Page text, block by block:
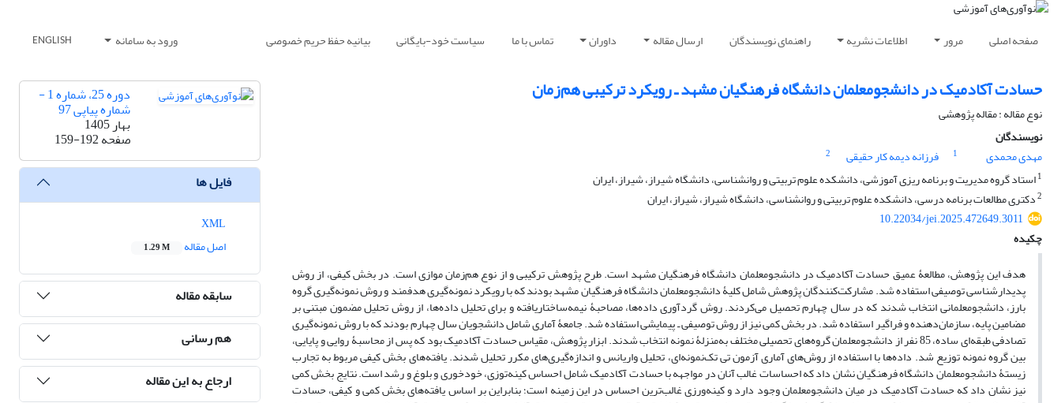
صفحه اصلی مرور اطلاعات نشریه راهنمای نویسندگان ارسال مقاله داوران تماس با ما سیاست خود-بایگانی بیانیه حفظ حریم خصوصی ورود به سامانه ENGLISH
حسادت آکادمیک در دانشجومعلمان دانشگاه فرهنگیان مشهد ـ رویکرد ترکیبی هم‌زمان
نوع مقاله : مقاله پژوهشی
نویسندگان
مهدی محمدی
1 فرزانه دیمه کار حقیقی
2
1استاد گروه مدیریت و برنامه ریزی آموزشی، دانشکده علوم تربیتی و روانشناسی، دانشگاه شیراز، شیراز، ایران
2دکتری مطالعات برنامه درسی، دانشکده علوم تربیتی و روانشناسی، دانشگاه شیراز، شیراز، ایران
10.22034/jei.2025.472649.3011
چکیده
هدف این پژوهش، مطالعۀ عمیق حسادت آکادمیک در دانشجومعلمان دانشگاه فرهنگیان مشهد است. طرح پژوهش ترکیبی و از نوع هم‌زمان موازی است. در بخش کیفی، از روش
پدیدارشناسی توصیفی استفاده شد. مشارکت‌کنندگان پژوهش شامل کلیۀ دانشجومعلمان دانشگاه فرهنگیان مشهد بودند که با رویکرد نمونه‌گیری هدفمند و روش نمونه‌گیری گروه
بارز، دانشجومعلمانی انتخاب شدند که در سال چهارم تحصیل می‌کردند. روش گردآوری داده‌ها، مصاحبۀ نیمه‌ساختاریافته و برای تحلیل داده‌ها، از روش تحلیل مضمون مبتنی بر
مضامین پایه، سازمان‌دهنده و فراگیر استفاده شد. در بخش کمی نیز از روش توصیفی ـ پیمایشی استفاده شد. جامعۀ آماری شامل دانشجویان سال چهارم بودند که با روش نمونه‌گیری
تصادفی طبقه‌ای ساده، 85 نفر از دانشجومعلمان گروه‌های تحصیلی مختلف به‌‌منزلۀ نمونه انتخاب شدند. ابزار پژوهش، مقیاس حسادت آکادمیک بود که پس از محاسبۀ روایی و پایایی،
بین گروه نمونه توزیع شد. داده‌ها با استفاده از روش‌های آماری آزمون تی تک‌نمونه‌ای، تحلیل واریانس و اندازه‌گیری‌های مکرر تحلیل شدند. یافته‌های بخش کیفی مربوط به تجارب
زیستۀ دانشجومعلمان دانشگاه فرهنگیان نشان داد که احساسات غالب آنان در مواجهه با حسادت آکادمیک شامل احساس کینه‌توزی، خودخوری و بلوغ و رشد است. نتایج بخش کمی
نیز نشان داد که حسادت آکادمیک در میان دانشجومعلمان وجود دارد و کینه‌ورزی غالب‌ترین احساس در این زمینه است؛ بنابراین بر اساس یافته‌های بخش کمی و کیفی، حسادت
دوره 25، شماره 1 -
شماره پیاپی 97
بهار 1405
صفحه159-192
فایل ها
اصل مقاله
1.29 M
سابقه مقاله
هم رسانی
ارجاع به این مقاله